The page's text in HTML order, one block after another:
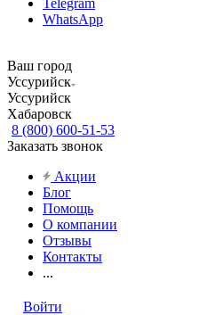
Telegram
WhatsApp
Ваш город
Уссурийск
Уссурийск
Хабаровск
8 (800) 600-51-53
Заказать звонок
Акции
Блог
Помощь
О компании
Отзывы
Контакты
...
Войти